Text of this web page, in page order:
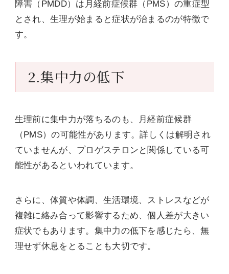
障害（PMDD）は月経前症候群（PMS）の重症型
とされ、生理が始まると症状が治まるのが特徴で
す。
2.集中力の低下
生理前に集中力が落ちるのも、月経前症候群
（PMS）の可能性があります。詳しくは解明され
ていませんが、プロゲステロンと関係している可
能性があるといわれています。
さらに、体質や体調、生活環境、ストレスなどが
複雑に絡み合って影響するため、個人差が大きい
症状でもあります。集中力の低下を感じたら、無
理せず休息をとることも大切です。